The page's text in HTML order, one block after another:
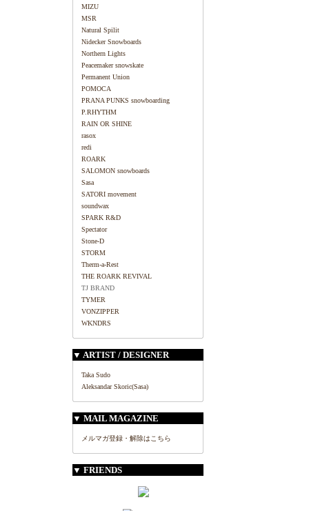
MIZU
MSR
Natural Spilit
Nidecker Snowboards
Northern Lights
Peacemaker snowskate
Permanent Union
POMOCA
PRANA PUNKS snowboarding
P.RHYTHM
RAIN OR SHINE
rasox
redi
ROARK
SALOMON snowboards
Sasa
SATORI movement
soundwax
SPARK R&D
Spectator
Stone-D
STORM
Therm-a-Rest
THE ROARK REVIVAL
TJ BRAND
TYMER
VONZIPPER
WKNDRS
▼ ARTIST / DESIGNER
Taka Sudo
Aleksandar Skoric(Sasa)
▼ MAIL MAGAZINE
メルマガ登録・解除はこちら
▼ FRIENDS